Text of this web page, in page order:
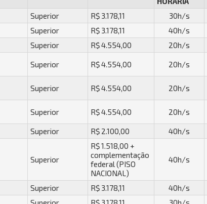
Superior R$ 3.178,11 30h/s
Superior R$ 3.178,11 40h/s
Superior R$ 4.554,00 20h/s
Superior R$ 4.554,00 20h/s
Superior R$ 4.554,00 20h/s
Superior R$ 4.554,00 20h/s
Superior R$ 2.100,00 40h/s
Superior
R$ 1.518,00 +
complementação
federal (PISO
NACIONAL)
40h/s
Superior R$ 3.178,11 40h/s